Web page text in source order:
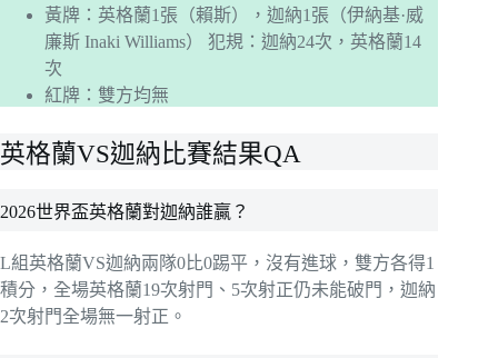
黃牌：英格蘭1張（賴斯），迦納1張（伊納基·威
廉斯 Inaki Williams） 犯規：迦納24次，英格蘭14
次
紅牌：雙方均無
英格蘭VS迦納比賽結果QA
2026世界盃英格蘭對迦納誰贏？
L組英格蘭VS迦納兩隊0比0踢平，沒有進球，雙方各得1
積分，全場英格蘭19次射門、5次射正仍未能破門，迦納
2次射門全場無一射正。